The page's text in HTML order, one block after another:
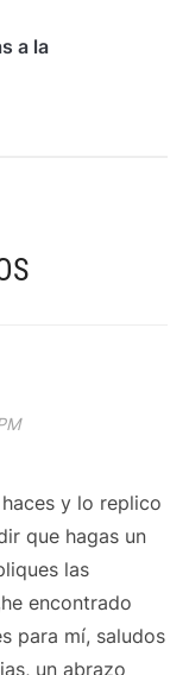
a la
y lo replico
que hagas un
las
encontrado
para mí, saludos
un abrazo